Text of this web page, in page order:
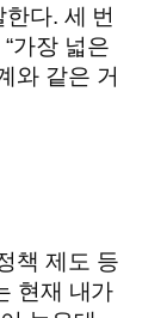
다. 세 번
가장 넓은
와 같은 거
책 제도 등
현재 내가